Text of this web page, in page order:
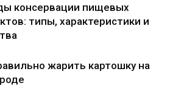
консервации пищевых
типы, характеристики и
жарить картошку на